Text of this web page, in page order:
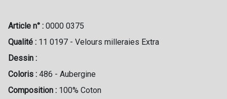
Article n° : 0000 0375
Qualité : 11 0197 - Velours milleraies Extra
Dessin :
Coloris : 486 - Aubergine
Composition : 100% Coton